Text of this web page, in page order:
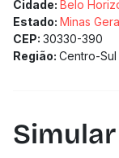
Cidade: Belo
Estado: Minas
CEP: 30330-390
Região: Centro-Sul